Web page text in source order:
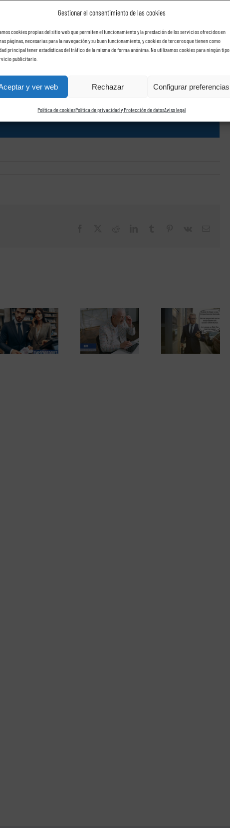
Gestionar el consentimiento de las cookies
cookies propias del sitio web que permiten el funcionamiento y la prestación de los servicios ofrecidos en
páginas, necesarias para la navegación y su buen funcionamiento, y cookies de terceros que tienen como
principal tener estadísticas del tráfico de la misma de forma anónima. No utilizamos cookies para ningún tipo
publicitario.
y ver web Rechazar Configurar preferencias
Política de cookiesPolítica de privacidad y Protección de datosAviso legal
que ofrece un servicio integral y avanzado a empresas de todo el territorio
nóminas auditorías fiscales
Supremo
contradice a
Hacienda y elimina
la obligación de
presentar la
Las inspecciones
por sorpresa en el
domicilio con la
nueva ley contra el
El fraude fiscal (2
de 2)